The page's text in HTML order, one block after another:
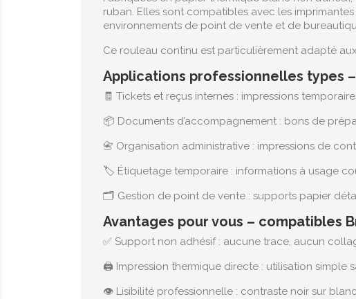
ruban. Elles sont compatibles avec les
environnements de point de vente et de
Ce rouleau continu est particulièrement adapté
Applications professionnelles types
🧾 Tickets et reçus internes : impressions
📦 Documents d’accompagnement : bons de
📇 Organisation administrative : impressions de
🏷️ Étiquetage temporaire : informations à usage
🗂️ Gestion de point de vente : supports papier
Avantages pour vous – compatibles
✅ Support non adhésif : aucune trace, aucun
🖨️ Impression thermique directe : utilisation simple
👁️ Lisibilité professionnelle : contraste noir sur